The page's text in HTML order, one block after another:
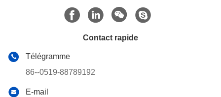
Contact rapide
Télégramme
86--0519-88789192
E-mail